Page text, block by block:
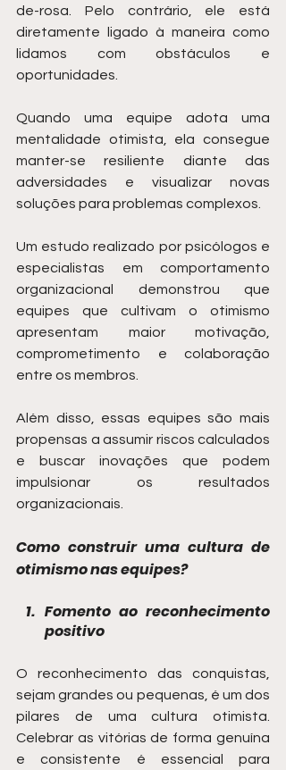
de-rosa. Pelo contrário, ele está
diretamente ligado à maneira como
lidamos com obstáculos e
oportunidades.
Quando uma equipe adota uma
mentalidade otimista, ela consegue
manter-se resiliente diante das
adversidades e visualizar novas
soluções para problemas complexos.
Um estudo realizado por psicólogos e
especialistas em comportamento
organizacional demonstrou que
equipes que cultivam o otimismo
apresentam maior motivação,
comprometimento e colaboração
entre os membros.
Além disso, essas equipes são mais
propensas a assumir riscos calculados
e buscar inovações que podem
impulsionar os resultados
organizacionais.
Como construir uma cultura de
otimismo nas equipes?
Fomento ao reconhecimento
positivo
O reconhecimento das conquistas,
sejam grandes ou pequenas, é um dos
pilares de uma cultura otimista.
Celebrar as vitórias de forma genuína
e consistente é essencial para